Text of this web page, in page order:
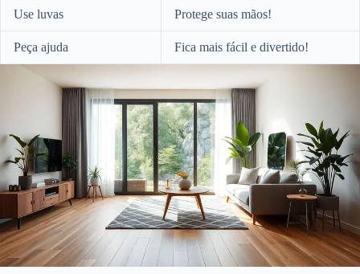
Use luvas Protege suas mãos!
Peça ajuda Fica mais fácil e divertido!